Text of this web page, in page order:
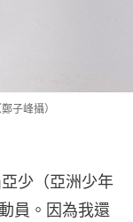
子峰攝）
少（亞洲少年
員。因為我還